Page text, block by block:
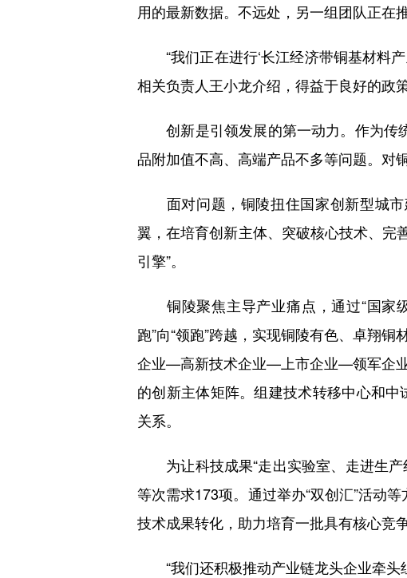
用的最新数据。不远处，另一组团队正在
“我们正在进行‘长江经济带铜基材料产
相关负责人王小龙介绍，得益于良好的政
创新是引领发展的第一动力。作为传
品附加值不高、高端产品不多等问题。对
面对问题，铜陵扭住国家创新型城市
翼，在培育创新主体、突破核心技术、完
引擎”。
铜陵聚焦主导产业痛点，通过“国家
跑”向“领跑”跨越，实现铜陵有色、卓翔
企业—高新技术企业—上市企业—领军企业
的创新主体矩阵。组建技术转移中心和
关系。
为让科技成果“走出实验室、走进生产
等次需求173项。通过举办“双创汇”活动
技术成果转化，助力培育一批具有核心竞
“我们还积极推动产业链龙头企业牵头组